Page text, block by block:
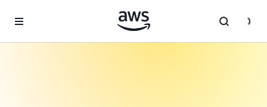
Überspringen zum Hauptinhalt